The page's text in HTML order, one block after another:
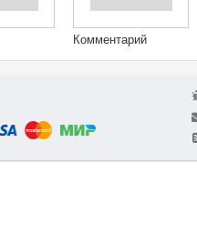
Комментарий